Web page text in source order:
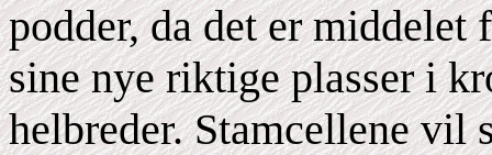
podder, da det er
sine nye riktige plasser i
helbreder. Stamcellene vil